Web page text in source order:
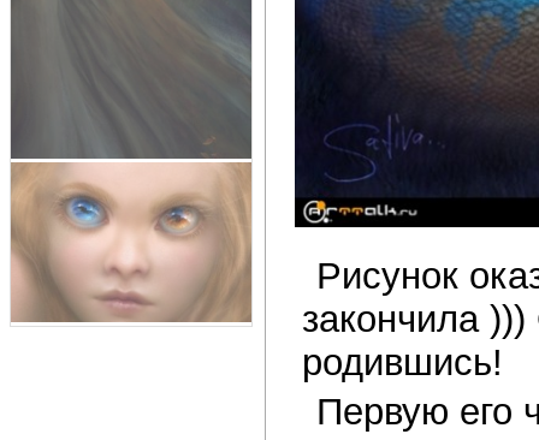
Рисунок
закончила
родившись!
Первую его